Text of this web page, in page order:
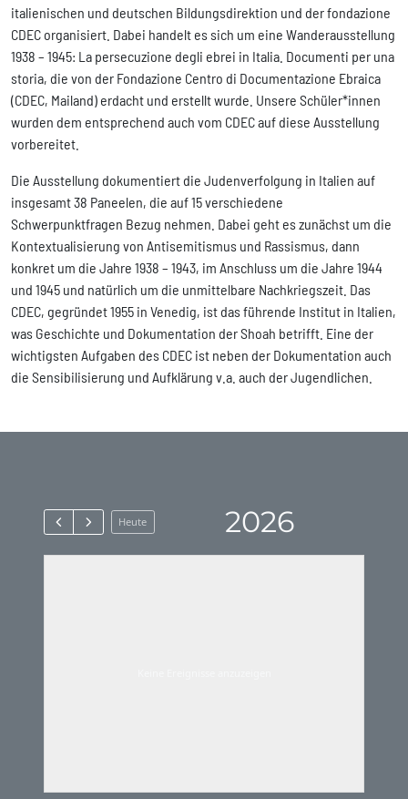
italienischen und deutschen Bildungsdirektion und der fondazione
CDEC organisiert. Dabei handelt es sich um eine Wanderausstellung
1938 – 1945: La persecuzione degli ebrei in Italia. Documenti per una
storia, die von der Fondazione Centro di Documentazione Ebraica
(CDEC, Mailand) erdacht und erstellt wurde. Unsere Schüler*innen
wurden dem entsprechend auch vom CDEC auf diese Ausstellung
vorbereitet.
Die Ausstellung dokumentiert die Judenverfolgung in Italien auf
insgesamt 38 Paneelen, die auf 15 verschiedene
Schwerpunktfragen Bezug nehmen. Dabei geht es zunächst um die
Kontextualisierung von Antisemitismus und Rassismus, dann
konkret um die Jahre 1938 – 1943, im Anschluss um die Jahre 1944
und 1945 und natürlich um die unmittelbare Nachkriegszeit. Das
CDEC, gegründet 1955 in Venedig, ist das führende Institut in Italien,
was Geschichte und Dokumentation der Shoah betrifft. Eine der
wichtigsten Aufgaben des CDEC ist neben der Dokumentation auch
die Sensibilisierung und Aufklärung v.a. auch der Jugendlichen.
Heute 2026